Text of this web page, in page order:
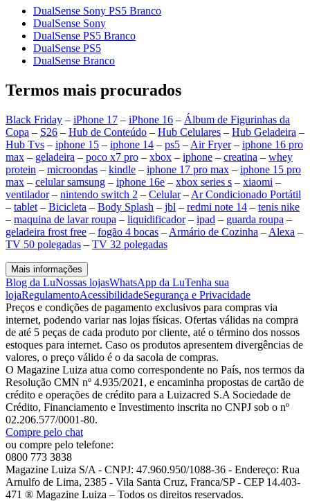
DualSense Sony PS5 Branco
DualSense Sony
DualSense PS5 Branco
DualSense PS5
DualSense Branco
Termos mais procurados
Black Friday – iPhone 17 – iPhone 16 – Álbum de Figurinhas da
Copa – S26 – Hub de Conteúdo – Hub Celulares – Hub Geladeira –
Hub Tvs – iphone 15 – iphone 14 – ps5 – Air Fryer– iphone 16 pro
max – geladeira – poco x7 pro – xbox – iphone – creatina – whey
protein – microondas – kindle – iphone 17 pro max – iphone 15 pro
max – celular samsung – iphone 16e – xbox series s – xiaomi –
ventilador– nintendo switch 2 – Celular– Ar Condicionado Portátil
– tablet – Bicicleta – Body Splash – jbl – redmi note 14 – tenis nike
– maquina de lavar roupa – liquidificador– ipad – guarda roupa –
geladeira frost free – fogão 4 bocas – Armário de Cozinha – Alexa –
TV 50 polegadas – TV 32 polegadas
Mais informações
Blog da LuNossas lojasWhatsApp da LuTenha sua
lojaRegulamentoAcessibilidadeSegurança e Privacidade
Preços e condições de pagamento exclusivos para compras via
internet, podendo variar nas lojas físicas. Ofertas válidas na compra
de até 5 peças de cada produto por cliente, até o término dos nossos
estoques para internet. Caso os produtos apresentem divergências de
valores, o preço válido é o da sacola de compras.
O Magazine Luiza atua como correspondente no País, nos termos da
Resolução CMN nº 4.935/2021, e encaminha propostas de cartão de
crédito e operações de crédito para a Luizacred S.A Sociedade de
Crédito, Financiamento e Investimento inscrita no CNPJ sob o nº
02.206.577/0001-80.
Compre pelo chat
ou compre pelo telefone:
0800 773 3838
Magazine Luiza S/A - CNPJ: 47.960.950/1088-36 - Endereço: Rua
Arnulfo de Lima, 2385 - Vila Santa Cruz, Franca/SP - CEP 14.403-
471 ® Magazine Luiza – Todos os direitos reservados.